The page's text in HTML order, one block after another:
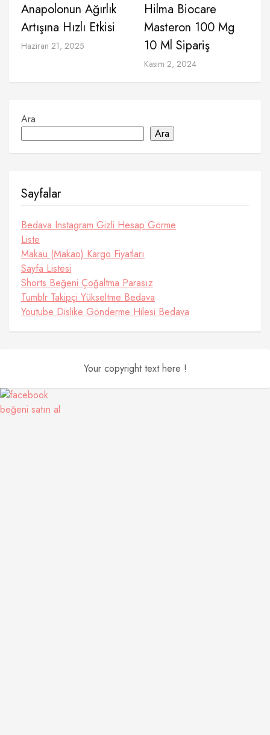
Anapolonun Ağırlık
Artışına Hızlı Etkisi
Haziran 21, 2025
Hilma Biocare
Masteron 100 Mg
10 Ml Sipariş
Kasım 2, 2024
Ara
Ara
Sayfalar
Bedava Instagram Gizli Hesap Görme
Liste
Makau (Makao) Kargo Fiyatları
Sayfa Listesi
Shorts Beğeni Çoğaltma Parasız
Tumblr Takipçi Yükseltme Bedava
Youtube Dislike Gönderme Hilesi Bedava
Your copyright text here !